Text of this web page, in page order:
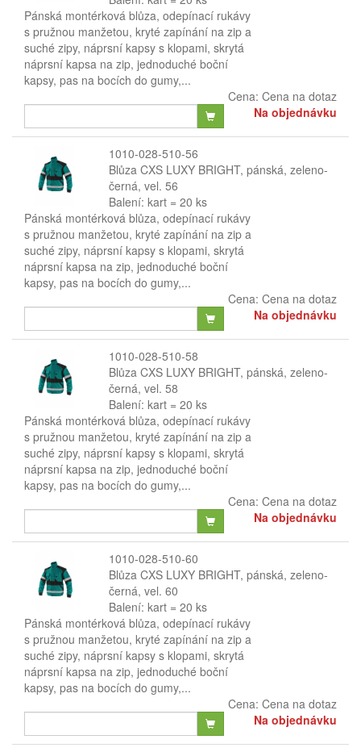
Pánská montérková blůza, odepínací rukávy
s pružnou manžetou, kryté zapínání na zip a
suché zipy, náprsní kapsy s klopami, skrytá
náprsní kapsa na zip, jednoduché boční
kapsy, pas na bocích do gumy,...
Cena: Cena na dotaz
Na objednávku
1010-028-510-56
Blůza CXS LUXY BRIGHT, pánská, zeleno-
černá, vel. 56
Balení: kart = 20 ks
Pánská montérková blůza, odepínací rukávy
s pružnou manžetou, kryté zapínání na zip a
suché zipy, náprsní kapsy s klopami, skrytá
náprsní kapsa na zip, jednoduché boční
kapsy, pas na bocích do gumy,...
Cena: Cena na dotaz
Na objednávku
1010-028-510-58
Blůza CXS LUXY BRIGHT, pánská, zeleno-
černá, vel. 58
Balení: kart = 20 ks
Pánská montérková blůza, odepínací rukávy
s pružnou manžetou, kryté zapínání na zip a
suché zipy, náprsní kapsy s klopami, skrytá
náprsní kapsa na zip, jednoduché boční
kapsy, pas na bocích do gumy,...
Cena: Cena na dotaz
Na objednávku
1010-028-510-60
Blůza CXS LUXY BRIGHT, pánská, zeleno-
černá, vel. 60
Balení: kart = 20 ks
Pánská montérková blůza, odepínací rukávy
s pružnou manžetou, kryté zapínání na zip a
suché zipy, náprsní kapsy s klopami, skrytá
náprsní kapsa na zip, jednoduché boční
kapsy, pas na bocích do gumy,...
Cena: Cena na dotaz
Na objednávku